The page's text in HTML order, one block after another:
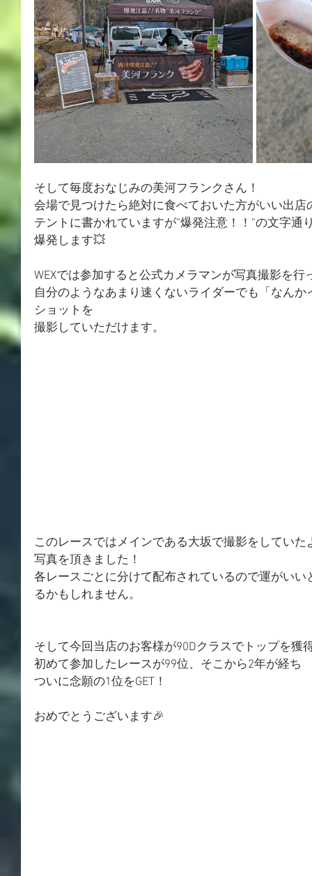
そして毎度おなじみの美河フランクさん！
会場で見つけたら絶対に食べておいた方がいい出店
テントに書かれていますが”爆発注意！！”の文字通
爆発します💥
WEXでは参加すると公式カメラマンが写真撮影を行
自分のようなあまり速くないライダーでも「なん
ショットを
撮影していただけます。
このレースではメインである大坂で撮影をしてい
写真を頂きました！
各レースごとに分けて配布されているので運がい
るかもしれません。
そして今回当店のお客様が90Dクラスでトップを獲
初めて参加したレースが99位、そこから2年が経ち
ついに念願の1位をGET！
おめでとうございます🎉